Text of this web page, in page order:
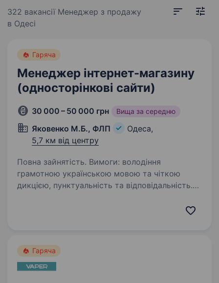
322 вакансії Менеджер з продажу
в Одесі
Гаряча
Менеджер інтернет-магазину
(односторінкові сайти)
30 000 – 50 000 грн Вища за середню
Яковенко М.Б., ФЛП
Одеса,
5,7 км від центру
Повна зайнятість. Вимоги: володіння
грамотною українською мовою та чіткою
дикцією, пунктуальність та відповідальність.
Гаряча